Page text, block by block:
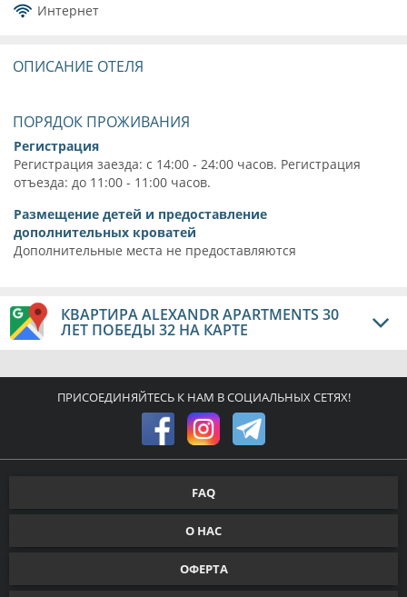
Интернет
ОПИСАНИЕ ОТЕЛЯ
ПОРЯДОК ПРОЖИВАНИЯ
Регистрация
Регистрация заезда: с 14:00 - 24:00 часов. Регистрация
отъезда: до 11:00 - 11:00 часов.
Размещение детей и предоставление
дополнительных кроватей
Дополнительные места не предоставляются
КВАРТИРА ALEXANDR APARTMENTS 30
ЛЕТ ПОБЕДЫ 32 НА КАРТЕ
ПРИСОЕДИНЯЙТЕСЬ К НАМ В СОЦИАЛЬНЫХ СЕТЯХ!
FAQ
О НАС
ОФЕРТА